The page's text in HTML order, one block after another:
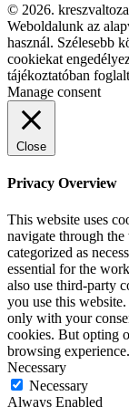
© 2026.
Weboldalunk az
használ. Szélesebb
cookiekat
tájékoztatóban
Manage consent
Close
Privacy Overview
This website uses
navigate through the
categorized as
essential for the
also use third-party
you use this
only with your
cookies. But opting
browsing experience.
Necessary
Necessary
Always Enabled